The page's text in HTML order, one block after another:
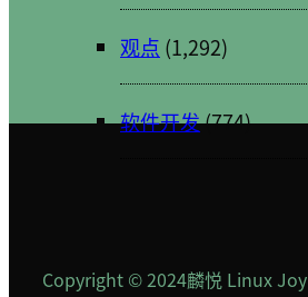
观点 (1,292)
软件开发(774)
Copyright © 2024麟悦 Linux Joy